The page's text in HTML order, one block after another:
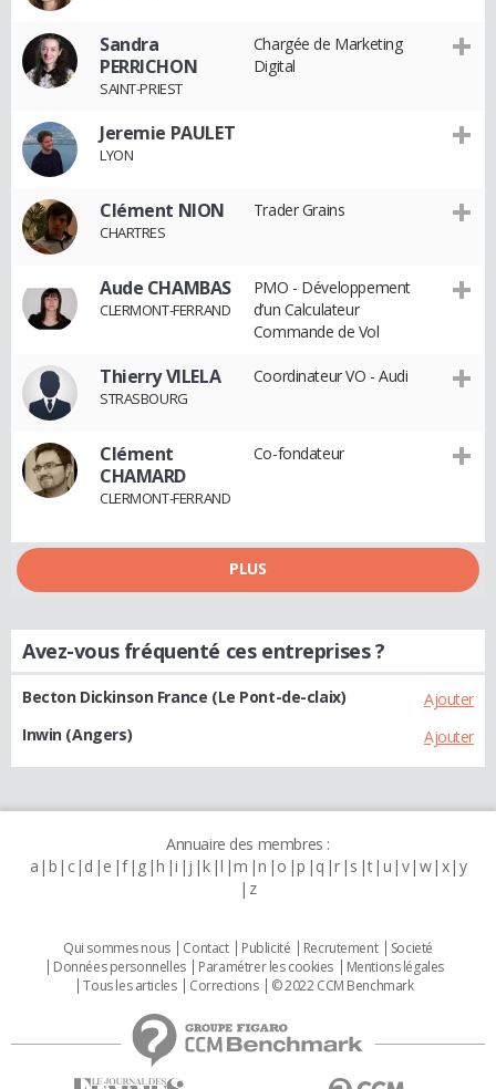
Sandra
PERRICHON
SAINT-PRIEST
Chargée de Marketing
Digital
Jeremie PAULET
LYON
Clément NION
CHARTRES
Trader Grains
Aude CHAMBAS
CLERMONT-FERRAND
PMO - Développement
d’un Calculateur
Commande de Vol
Thierry VILELA
STRASBOURG
Coordinateur VO - Audi
Clément
CHAMARD
CLERMONT-FERRAND
Co-fondateur
PLUS
Avez-vous fréquenté ces entreprises ?
Ajouter
Becton Dickinson France (Le Pont-de-claix)
Ajouter
Inwin (Angers)
Annuaire des membres :
a b c d e f g h i j k l m n o p q r s t u v w x y
z
Qui sommes nous Contact Publicité Recrutement
Societé
Données personnelles
Paramétrer les cookies
Mentions légales
Tous les articles
Corrections © 2022 CCM Benchmark